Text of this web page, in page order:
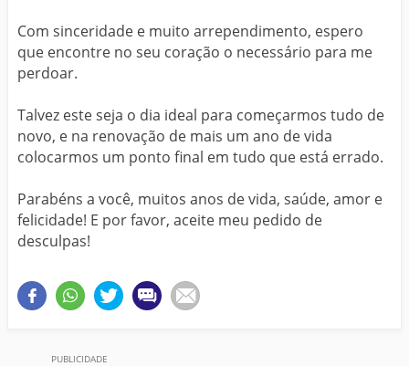
Com sinceridade e muito arrependimento, espero
que encontre no seu coração o necessário para me
perdoar.
Talvez este seja o dia ideal para começarmos tudo de
novo, e na renovação de mais um ano de vida
colocarmos um ponto final em tudo que está errado.
Parabéns a você, muitos anos de vida, saúde, amor e
felicidade! E por favor, aceite meu pedido de
desculpas!